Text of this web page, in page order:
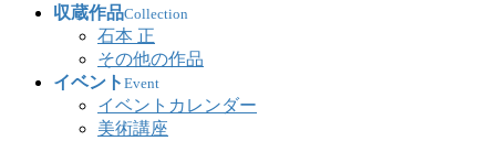
収蔵作品Collection
石本 正
その他の作品
イベント Event
イベントカレンダー
美術講座